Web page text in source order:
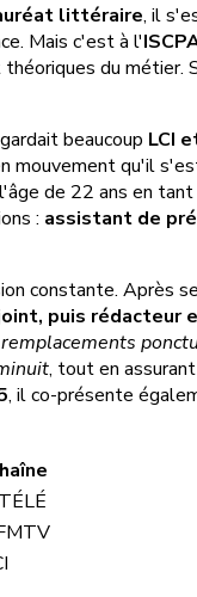
littéraire, il
Mais c'est à l'
du
beaucoup LCI
qu'il
de 22 ans en tant
: assistant de
constante. Après
puis rédacteur
remplacements
, tout en
, il co-présente